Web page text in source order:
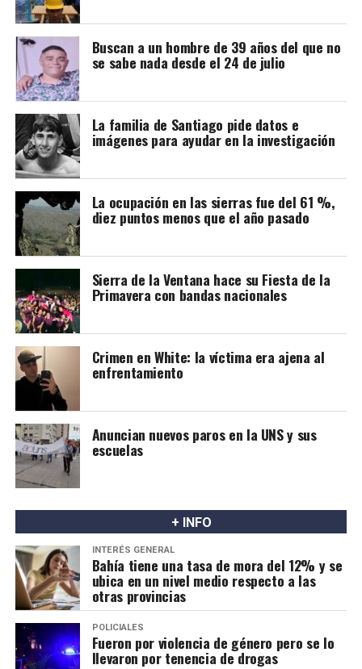
Investigaciones Bioquímicas de Bahía Blanca (INIBIBB),
dependiente de la Universidad Nacional del Sur (UNS) y
el CONICET, y colaboradores internacionales de la
Universidad de Oxford y Oxford Brookes en
Inglaterra.Fue publicado en
National Academy of Sciences)
científicas de mayor prestigio internacional. Editada por
la Academia Nacional de Ciencias de los Estados Unidos,
suele incluir investigaciones de alto impacto y ubicadas
en la frontera de los avances científicos.
Buscan a un hombre de 39 años del que no
se sabe nada desde el 24 de julio
La familia de Santiago pide datos e
imágenes para ayudar en la investigación
La ocupación en las sierras fue del 61 %,
diez puntos menos que el año pasado
Sierra de la Ventana hace su Fiesta de la
Primavera con bandas nacionales
Crimen en White: la víctima era ajena al
enfrentamiento
Anuncian nuevos paros en la UNS y sus
escuelas
+ INFO
INTERÉS GENERAL
Bahía tiene una tasa de mora del 12% y se
ubica en un nivel medio respecto a las
otras provincias
POLICIALES
Fueron por violencia de género pero se lo
llevaron por tenencia de drogas